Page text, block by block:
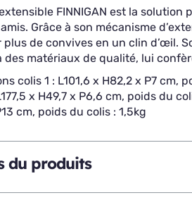
FINNIGAN est la
Grâce à son mécanisme
de convives en un clin d’œil.
des matériaux de qualité, lui
colis 1 : L101,6 x H82,2 x P7 cm,
x H49,7 x P6,6 cm, poids du
cm, poids du colis : 1,5kg
du produits